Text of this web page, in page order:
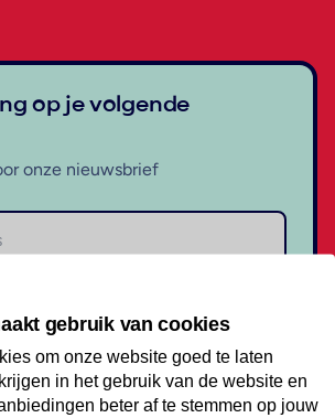
op je volgende
onze nieuwsbrief
media
gebruik van cookies
om onze website goed te laten
in het gebruik van de website en
beter af te stemmen op jouw